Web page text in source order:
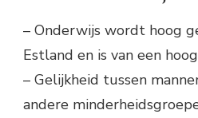
– Onderwijs wordt hoog
Estland en is van een
– Gelijkheid tussen
andere